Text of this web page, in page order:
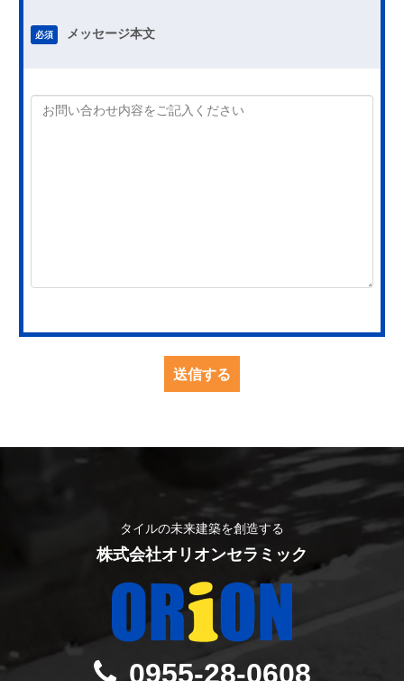
必須 メッセージ本文
タイルの未来建築を創造する
株式会社オリオンセラミック
0955-28-0608